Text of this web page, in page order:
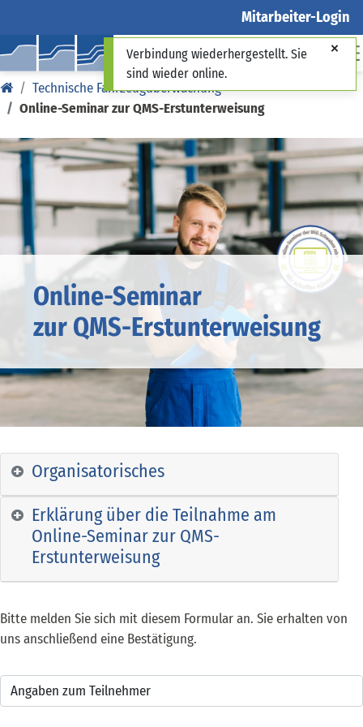
Mitarbeiter-Login
Technische Fahrzeugüberwachung
Online-Seminar zur QMS-Erstunterweisung
Online-Seminar
zur QMS-Erstunterweisung
Organisatorisches
Erklärung über die Teilnahme am
Online-Seminar zur QMS-
Erstunterweisung
Bitte melden Sie sich mit diesem Formular an. Sie erhalten von
uns anschließend eine Bestätigung.
Verbindung wiederhergestellt. Sie
sind wieder online.